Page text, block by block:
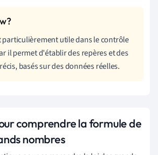
particulièrement utile dans le contrôle
il permet d'établir des repères et des
basés sur des données réelles.
comprendre la formule de
nombres